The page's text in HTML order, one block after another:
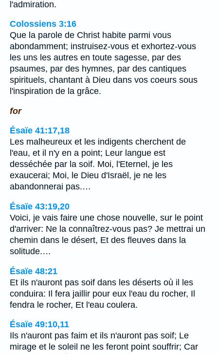
l'admiration.
Colossiens 3:16
Que la parole de Christ habite parmi vous
abondamment; instruisez-vous et exhortez-vous
les uns les autres en toute sagesse, par des
psaumes, par des hymnes, par des cantiques
spirituels, chantant à Dieu dans vos coeurs sous
l'inspiration de la grâce.
for
Ésaïe 41:17,18
Les malheureux et les indigents cherchent de
l'eau, et il n'y en a point; Leur langue est
desséchée par la soif. Moi, l'Eternel, je les
exaucerai; Moi, le Dieu d'Israël, je ne les
abandonnerai pas.…
Ésaïe 43:19,20
Voici, je vais faire une chose nouvelle, sur le point
d'arriver: Ne la connaîtrez-vous pas? Je mettrai un
chemin dans le désert, Et des fleuves dans la
solitude.…
Ésaïe 48:21
Et ils n'auront pas soif dans les déserts où il les
conduira: Il fera jaillir pour eux l'eau du rocher, Il
fendra le rocher, Et l'eau coulera.
Ésaïe 49:10,11
Ils n'auront pas faim et ils n'auront pas soif; Le
mirage et le soleil ne les feront point souffrir; Car